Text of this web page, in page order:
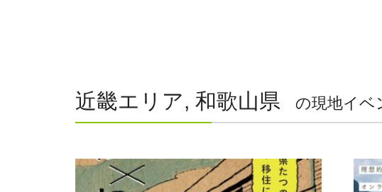
近畿エリア, 和歌山県 の現地イベ